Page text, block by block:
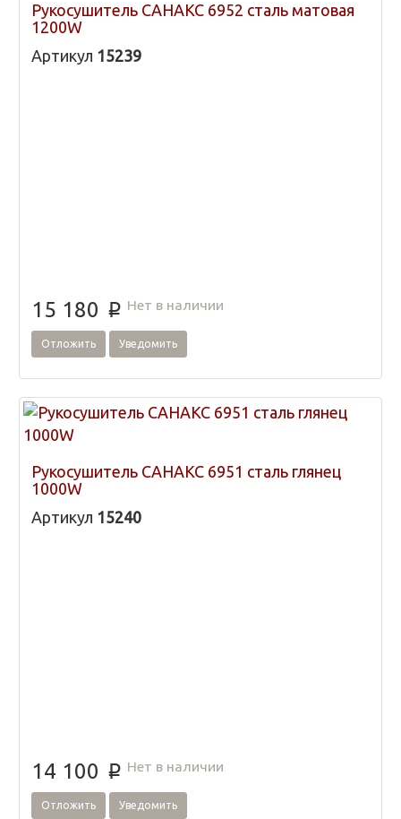
Рукосушитель САНАКС 6952 сталь матовая
1200W
Артикул 15239
15 180 p Нет в наличии
Отложить Уведомить
Рукосушитель САНАКС 6951 сталь глянец
1000W
Артикул 15240
14 100 p Нет в наличии
Отложить Уведомить